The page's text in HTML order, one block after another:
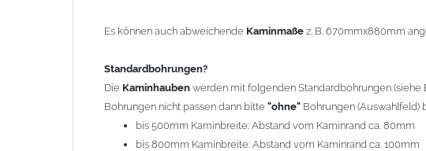
kann mit längeren Stützen bis Höhe 450mm geliefert werden
Kaminkopfabdeckung
Kaminhaubewirdohne Kaminkopfabdeckunggeliefert.
Kaminabdeckung".
Es können auch abweichende Kaminmaße z. B. 670mmx880mm
Standardbohrungen?
Die Kaminhauben werden mit folgenden Standardbohrungen
Bohrungen nicht passen dann bitte "ohne" Bohrungen (Auswahlfeld)
bis 500mm Kaminbreite: Abstand vom Kaminrand ca. 80mm
bis 800mm Kaminbreite: Abstand vom Kaminrand ca. 100mm